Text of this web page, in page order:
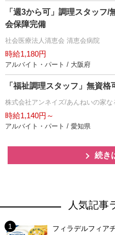
「週3から可」調理スタッフ
会保障完備
社会医療法人清恵会 清恵会病院
時給1,180円
アルバイト・パート / 大阪府
「福祉調理スタッフ」無資
株式会社アンネイズ/あんねいの家な
時給1,140円～
アルバイト・パート / 愛知県
続き
人気記事
フィラデルフィア